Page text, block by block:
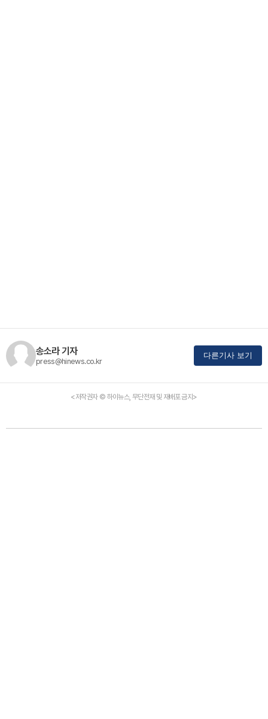
송소라 기자
press@hinews.co.kr
다른기사 보기
<저작권자 © 하이뉴스, 무단전재 및 재배포 금지>